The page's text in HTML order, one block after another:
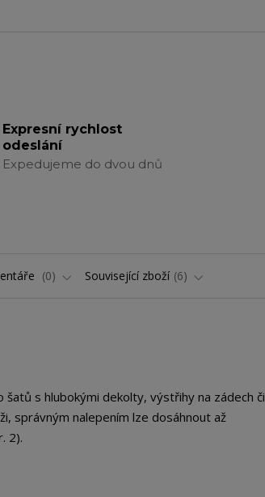
Expresní rychlost
odeslání
Expedujeme do dvou dnů
0 Související zboží 6
s hlubokými dekolty, výstřihy na zádech či
správným nalepením lze dosáhnout až
2).